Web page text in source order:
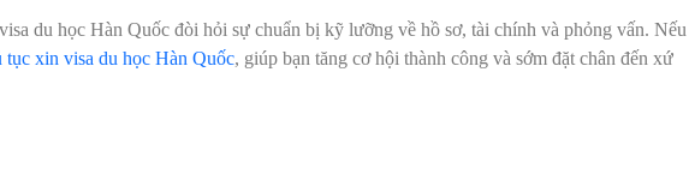
du học Hàn Quốc đòi hỏi sự chuẩn bị kỹ lưỡng về hồ sơ, tài chính và phỏng vấn. Nếu
tục xin visa du học Hàn Quốc, giúp bạn tăng cơ hội thành công và sớm đặt chân đến xứ